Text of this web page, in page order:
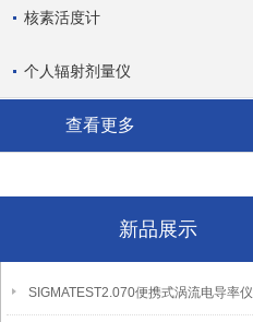
核素活度计
个人辐射剂量仪
查看更多
新品展示
SIGMATEST2.070便携式涡流电导率仪